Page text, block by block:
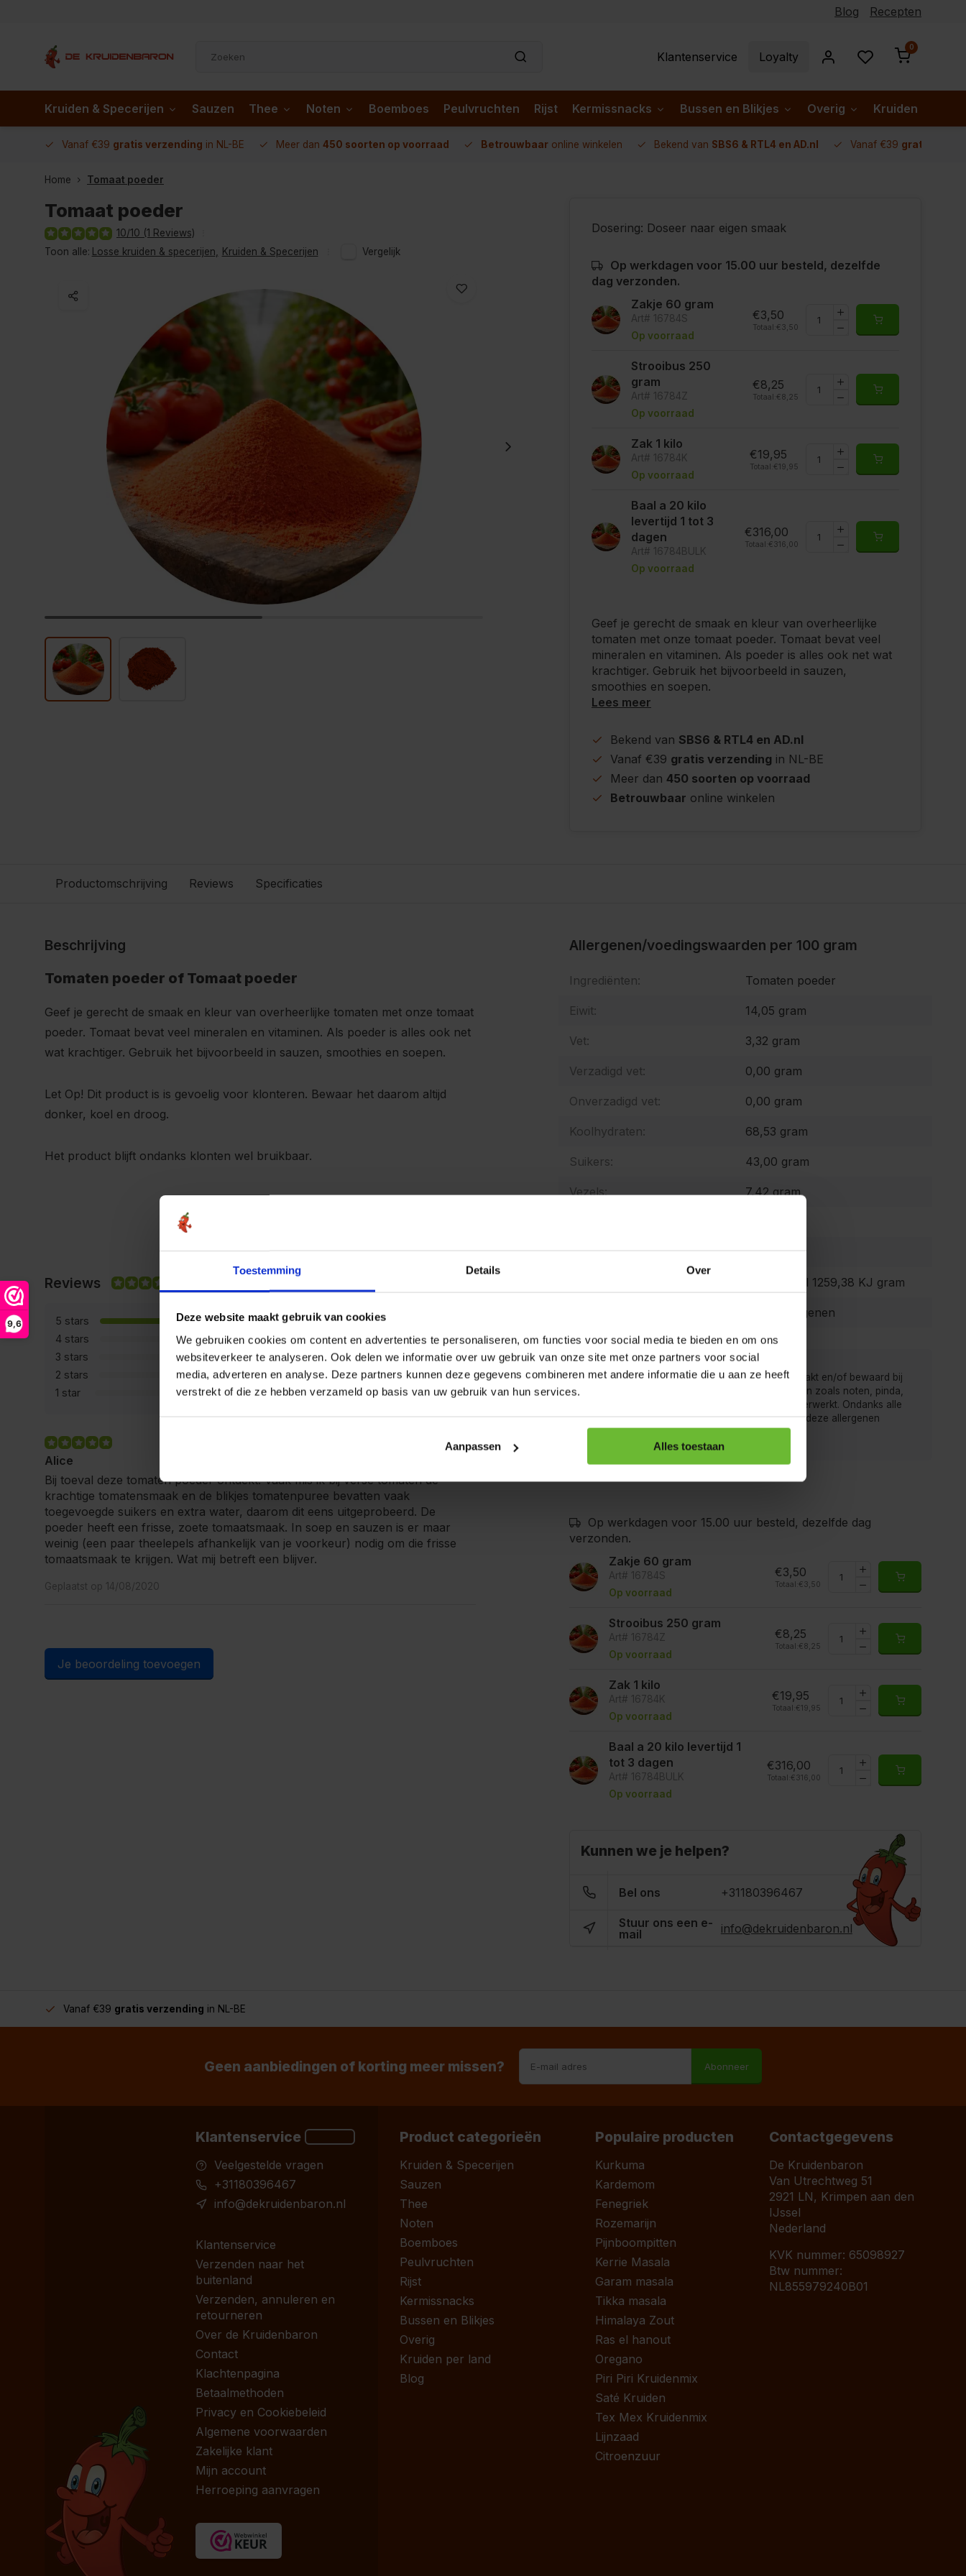
Toestemming Details Over
Deze website maakt gebruik van cookies
We gebruiken cookies om content en advertenties te personaliseren, om functies voor social media te bieden en om ons
websiteverkeer te analyseren. Ook delen we informatie over uw gebruik van onze site met onze partners voor social
media, adverteren en analyse. Deze partners kunnen deze gegevens combineren met andere informatie die u aan ze heeft
verstrekt of die ze hebben verzameld op basis van uw gebruik van hun services.
Aanpassen Alles toestaan
9,6
Blog Recepten
Klantenservice Loyalty
0
Kruiden & Specerijen Sauzen Thee Noten Boemboes Peulvruchten Rijst Kermissnacks Bussen en Blikjes Overig Kruiden per
Vanaf €39 gratis verzending in NL-BE Meer dan 450 soorten op voorraad Betrouwbaar online winkelen Bekend van SBS6 & RTL4 en AD.nl Vanaf €39 gratis
Home Tomaat poeder
Tomaat poeder
10/10 (1 Reviews)
Toon alle: Losse kruiden & specerijen Kruiden & Specerijen Vergelijk
Dosering: Doseer naar eigen smaak
Op werkdagen voor 15.00 uur besteld, dezelfde
dag verzonden.
Zakje 60 gram
Art# 16784S
Op voorraad
€3,50
Totaal: €3,50
Strooibus 250
gram
Art# 16784Z
Op voorraad
€8,25
Totaal: €8,25
Zak 1 kilo
Art# 16784K
Op voorraad
€19,95
Totaal: €19,95
Baal a 20 kilo
levertijd 1 tot 3
dagen
Art# 16784BULK
Op voorraad
€316,00
Totaal: €316,00
Geef je gerecht de smaak en kleur van overheerlijke
tomaten met onze tomaat poeder. Tomaat bevat veel
mineralen en vitaminen. Als poeder is alles ook net wat
krachtiger. Gebruik het bijvoorbeeld in sauzen,
smoothies en soepen.
Lees meer
Bekend van SBS6 & RTL4 en AD.nl
Vanaf €39 gratis verzending in NL-BE
Meer dan 450 soorten op voorraad
Betrouwbaar online winkelen
Productomschrijving Reviews Specificaties
Beschrijving
Tomaten poeder of Tomaat poeder
Geef je gerecht de smaak en kleur van overheerlijke tomaten met onze tomaat
poeder. Tomaat bevat veel mineralen en vitaminen. Als poeder is alles ook net
wat krachtiger. Gebruik het bijvoorbeeld in sauzen, smoothies en soepen.
Let Op! Dit product is is gevoelig voor klonteren. Bewaar het daarom altijd
donker, koel en droog.
Het product blijft ondanks klonten wel bruikbaar.
Reviews
5 stars
4 stars
0 reviews
3 stars
0 reviews
2 stars
0 reviews
1 star
0 reviews
Alice
Bij toeval deze tomaten poeder ontdekt. Vaak mis ik bij verse tomaten de
krachtige tomatensmaak en de blikjes tomatenpuree bevatten vaak
toegevoegde suikers en extra water, daarom dit eens uitgeprobeerd. De
poeder heeft een frisse, zoete tomaatsmaak. In soep en sauzen is er maar
weinig (een paar theelepels afhankelijk van je voorkeur) nodig om die frisse
tomaatsmaak te krijgen. Wat mij betreft een blijver.
Geplaatst op 14/08/2020
Je beoordeling toevoegen
Allergenen/voedingswaarden per 100 gram
Ingrediënten: Tomaten poeder
Eiwit: 14,05 gram
Vet: 3,32 gram
Verzadigd vet: 0,00 gram
Onverzadigd vet: 0,00 gram
Koolhydraten: 68,53 gram
Suikers: 43,00 gram
Vezels: 7,42 gram
Natrium: 0 mg
301,00 Kcal 1259,38 KJ gram
Geen allergenen
De producten van de Kruidenbaron worden verpakt en/of bewaard bij
bedrijven waar men ook producten met allergenen zoals noten, pinda,
mosterd, selderij, gluten, sesam, soja en sulfiet verwerkt. Ondanks alle
goede voorzorgen is het mogelijk dat producten deze allergenen
kunnen bevatten.
Op werkdagen voor 15.00 uur besteld, dezelfde dag
verzonden.
Zakje 60 gram
Art# 16784S
Op voorraad
€3,50
Totaal: €3,50
Strooibus 250 gram
Art# 16784Z
Op voorraad
€8,25
Totaal: €8,25
Zak 1 kilo
Art# 16784K
Op voorraad
€19,95
Totaal: €19,95
Baal a 20 kilo levertijd 1
tot 3 dagen
Art# 16784BULK
Op voorraad
€316,00
Totaal: €316,00
Kunnen we je helpen?
Bel ons +31180396467
Stuur ons een e-
mail
info@dekruidenbaron.nl
Vanaf €39 gratis verzending in NL-BE
Geen aanbiedingen of korting meer missen? Abonneer
Klantenservice
Veelgestelde vragen
+31180396467
info@dekruidenbaron.nl
Klantenservice
Verzenden naar het
buitenland
Verzenden, annuleren en
retourneren
Over de Kruidenbaron
Contact
Klachtenpagina
Betaalmethoden
Privacy en Cookiebeleid
Algemene voorwaarden
Zakelijke klant
Mijn account
Herroeping aanvragen
Product categorieën
Kruiden & Specerijen
Sauzen
Thee
Noten
Boemboes
Peulvruchten
Rijst
Kermissnacks
Bussen en Blikjes
Overig
Kruiden per land
Blog
Populaire producten
Kurkuma
Kardemom
Fenegriek
Rozemarijn
Pijnboompitten
Kerrie Masala
Garam masala
Tikka masala
Himalaya Zout
Ras el hanout
Oregano
Piri Piri Kruidenmix
Saté Kruiden
Tex Mex Kruidenmix
Lijnzaad
Citroenzuur
Contactgegevens
De Kruidenbaron
Van Utrechtweg 51
2921 LN, Krimpen aan den
IJssel
Nederland
KVK nummer: 65098927
Btw nummer:
NL855979240B01